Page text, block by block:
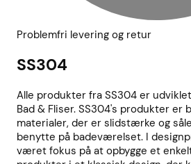
Problemfri levering og retur
SS304
Alle produkter fra SS304 er
Bad & Fliser. SS304's produkter er
materialer, der er slidstærke og
benytte på badeværelset. I
været fokus på at opbygge et